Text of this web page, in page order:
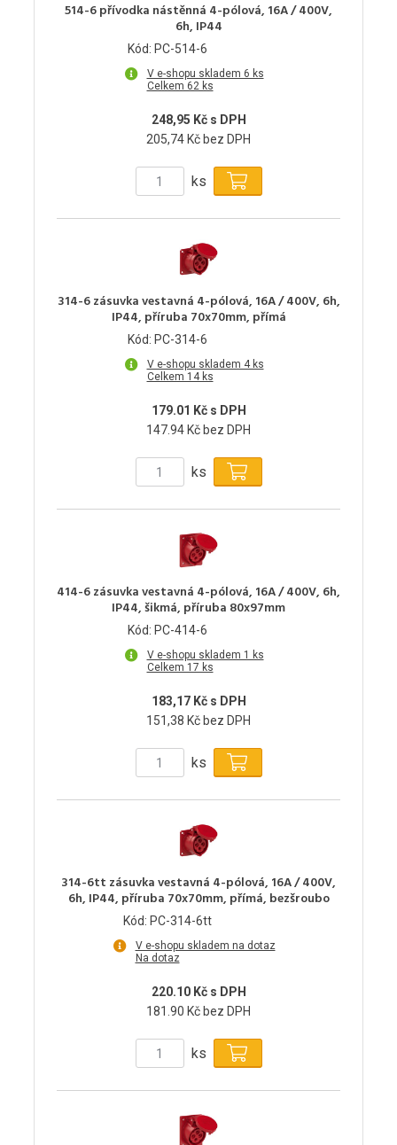
514-6 přívodka nástěnná 4-pólová, 16A / 400V,
6h, IP44
Kód: PC-514-6
V e-shopu skladem 6 ks
Celkem 62 ks
248,95 Kč s DPH
205,74 Kč bez DPH
ks
314-6 zásuvka vestavná 4-pólová, 16A / 400V, 6h,
IP44, příruba 70x70mm, přímá
Kód: PC-314-6
V e-shopu skladem 4 ks
Celkem 14 ks
179.01 Kč s DPH
147.94 Kč bez DPH
ks
414-6 zásuvka vestavná 4-pólová, 16A / 400V, 6h,
IP44, šikmá, příruba 80x97mm
Kód: PC-414-6
V e-shopu skladem 1 ks
Celkem 17 ks
183,17 Kč s DPH
151,38 Kč bez DPH
ks
314-6tt zásuvka vestavná 4-pólová, 16A / 400V,
6h, IP44, příruba 70x70mm, přímá, bezšroubo
Kód: PC-314-6tt
V e-shopu skladem na dotaz
Na dotaz
220.10 Kč s DPH
181.90 Kč bez DPH
ks